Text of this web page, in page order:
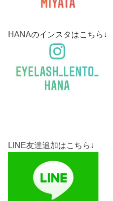
HANAのインスタはこちら↓
LINE友達追加はこちら↓